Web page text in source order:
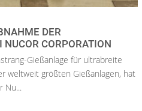
DER
CORPORATION
Gießanlage für ultrabreite
weltweit größten Gießanlagen, hat
Nu...